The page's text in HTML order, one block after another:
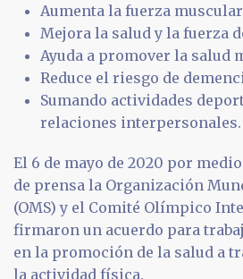
Aumenta la fuerza
Mejora la salud y la fuerza
Ayuda a promover la salud
Reduce el riesgo de
Sumando actividades
relaciones interpersonales.
El 6 de mayo de 2020 por
de prensa la Organización
(OMS) y el Comité Olímpico
firmaron un acuerdo para
en la promoción de la salud a
la actividad física.